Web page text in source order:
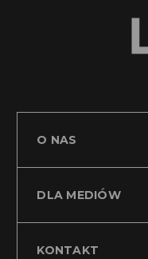
O NAS
DLA MEDIÓW
KONTAKT